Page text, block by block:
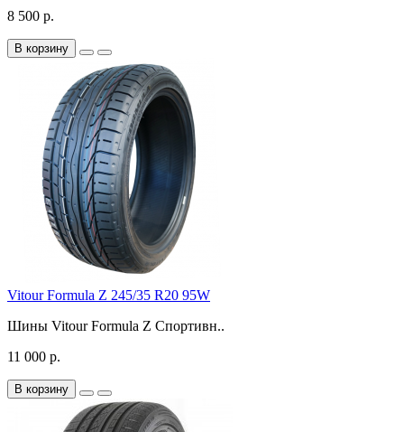
8 500 р.
В корзину
Vitour Formula Z 245/35 R20 95W
Шины Vitour Formula Z Спортивн..
11 000 р.
В корзину